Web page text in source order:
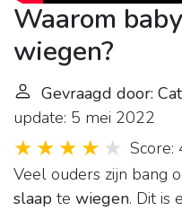
Waarom
wiegen?
Gevraagd door:
update: 5 mei 2022
Score:
Veel ouders zijn bang
slaap te wiegen. Dit is